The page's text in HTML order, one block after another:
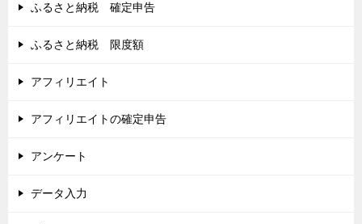
ふるさと納税 確定申告
ふるさと納税 限度額
アフィリエイト
アフィリエイトの確定申告
アンケート
データ入力